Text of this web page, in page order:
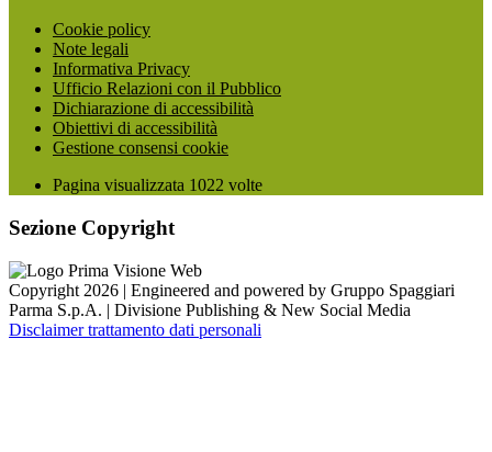
Cookie policy
Note legali
Informativa Privacy
Ufficio Relazioni con il Pubblico
Dichiarazione di accessibilità
Obiettivi di accessibilità
Gestione consensi cookie
Pagina visualizzata 1022 volte
Sezione Copyright
Copyright 2026 | Engineered and powered by Gruppo Spaggiari
Parma S.p.A. | Divisione Publishing & New Social Media
Disclaimer trattamento dati personali